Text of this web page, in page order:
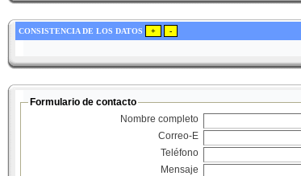
CONSISTENCIA DE LOS DATOS
Formulario de contacto
Nombre completo
Correo-E
Teléfono
Mensaje